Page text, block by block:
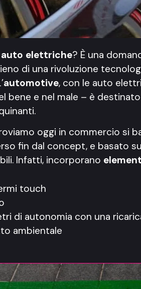
auto elettriche? È una
di una rivoluzione
automotive, con le auto
e nel male – è
oggi in commercio si
fin dal concept, e basato
Infatti, incorporano
touch
di autonomia con una
ambientale